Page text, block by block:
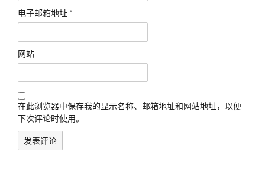
电子邮箱地址 *
网站
在此浏览器中保存我的显示名称、邮箱地址和网站地址，以便
下次评论时使用。